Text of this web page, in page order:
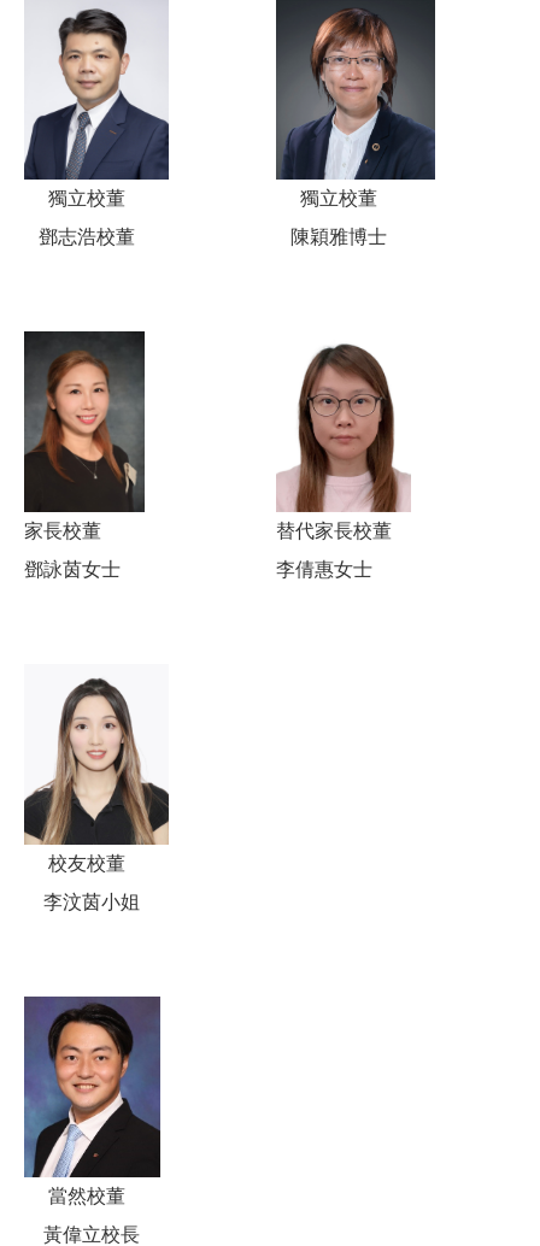
獨立校董
鄧志浩校董
獨立校董
陳穎雅博士
家長校董
鄧詠茵女士
替代家長校董
李倩惠女士
校友校董
李汶茵小姐
當然校董
黃偉立校長